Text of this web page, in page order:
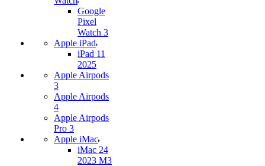
Google
Pixel
Watch 3
Apple iPad
iPad 11
2025
Apple Airpods
3
Apple Airpods
4
Apple Airpods
Pro 3
Apple iMac
iMac 24
2023 M3